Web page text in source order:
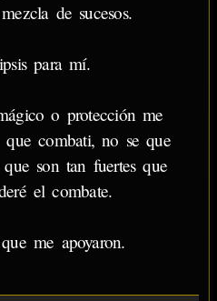
de sucesos.
para mí.
o protección me
combati, no se que
que son tan fuertes que
el combate.
me apoyaron.